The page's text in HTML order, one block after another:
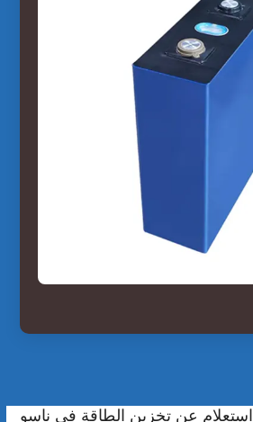
استعلام عن تخزين الطاقة في ناسو